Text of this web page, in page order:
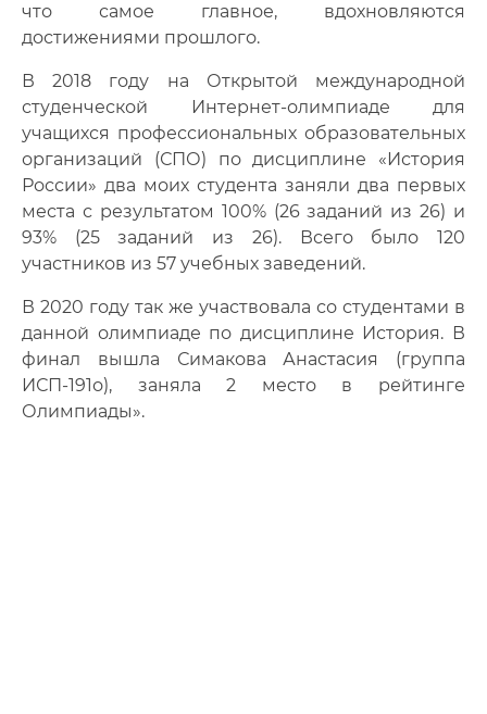
что самое главное, вдохновляются
достижениями прошлого.
В 2018 году на Открытой международной
студенческой Интернет-олимпиаде для
учащихся профессиональных образовательных
организаций (СПО) по дисциплине «История
России» два моих студента заняли два первых
места с результатом 100% (26 заданий из 26) и
93% (25 заданий из 26). Всего было 120
участников из 57 учебных заведений.
В 2020 году так же участвовала со студентами в
данной олимпиаде по дисциплине История. В
финал вышла Симакова Анастасия (группа
ИСП-191о), заняла 2 место в рейтинге
Олимпиады».